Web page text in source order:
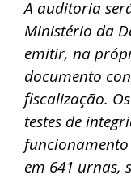
A auditoria
Ministério da
emitir, na
documento
fiscalização.
testes de
em 641 urnas,